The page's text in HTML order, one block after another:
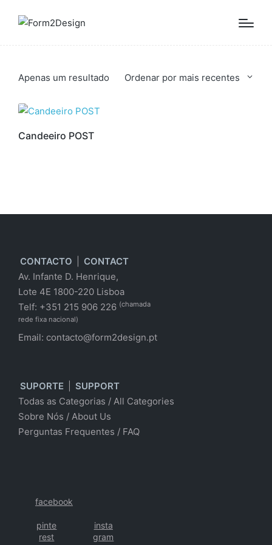
Apenas um resultado Ordenar por mais recentes
Candeeiro POST
CONTACTO
CONTACT
Av. Infante D. Henrique,
Lote 4E 1800-220 Lisboa
Telf: +351 215 906 226 (chamada
rede fixa nacional)
Email: contacto@form2design.pt
SUPORTE
SUPPORT
Todas as Categorias / All Categories
Sobre Nós / About Us
Perguntas Frequentes / FAQ
facebook
pinte
rest
insta
gram